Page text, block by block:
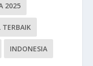
2025
TERBAIK
INDONESIA